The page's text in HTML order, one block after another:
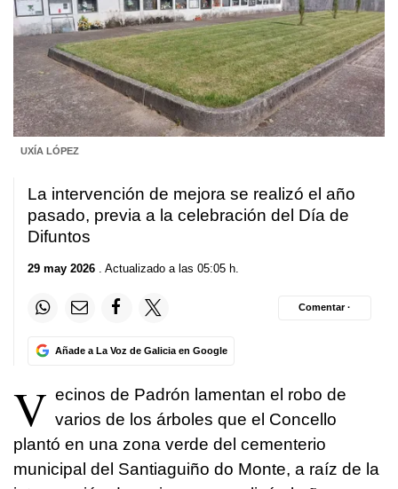
UXÍA LÓPEZ
La intervención de mejora se realizó el año
pasado, previa a la celebración del Día de
Difuntos
29 may 2026 . Actualizado a las 05:05 h.
Añade a La Voz de Galicia en Google
Comentar ·
V ecinos de Padrón lamentan el robo de
varios de los árboles que el Concello
plantó en una zona verde del cementerio
municipal del Santiaguiño do Monte, a raíz de la